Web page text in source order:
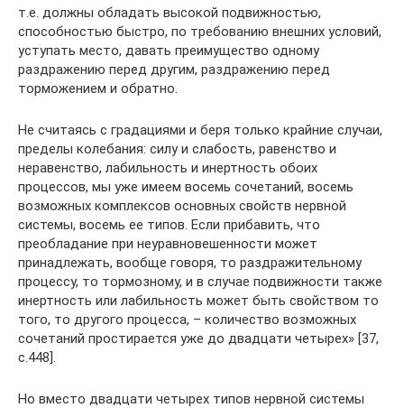
т.е. должны обладать высокой подвижностью,
способностью быстро, по требованию внешних условий,
уступать место, давать преимущество одному
раздражению перед дру­гим, раздражению перед
торможением и обратно.
Не считаясь с градациями и беря только крайние случаи,
пределы колебания: силу и слабость, равенство и
неравенство, лабильность и инертность обоих
процессов, мы уже имеем восемь сочетаний, восемь
возможных комплексов основных свойств нервной
системы, восемь ее типов. Если прибавить, что
преобладание при неуравновешенности мо­жет
принадлежать, вообще говоря, то раздражительному
процессу, то тор­мозному, и в случае подвижности также
инертность или лабильность может быть свойством то
того, то другого процесса, – количество возмож­ных
сочетаний простирается уже до двадцати четырех» [37,
с.448].
Но вместо двадцати четырех типов нервной системы